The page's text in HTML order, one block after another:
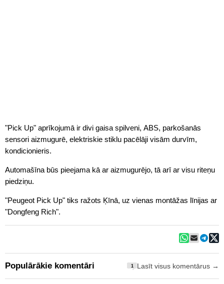
"Pick Up" aprīkojumā ir divi gaisa spilveni, ABS, parkošanās
sensori aizmugurē, elektriskie stiklu pacēlāji visām durvīm,
kondicionieris.
Automašīna būs pieejama kā ar aizmugurējo, tā arī ar visu riteņu
piedziņu.
"Peugeot Pick Up" tiks ražots Ķīnā, uz vienas montāžas līnijas ar
"Dongfeng Rich".
Populārākie komentāri 1 Lasīt visus komentārus →